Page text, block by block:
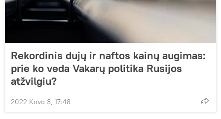
Rekordinis dujų ir naftos kainų augimas:
prie ko veda Vakarų politika Rusijos
atžvilgiu?
2022 Kovo 3, 17:48